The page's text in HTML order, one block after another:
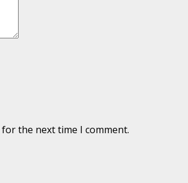
the next time I comment.